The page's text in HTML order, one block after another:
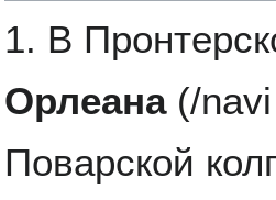
1. В
Орлеана(/navi
Поварской